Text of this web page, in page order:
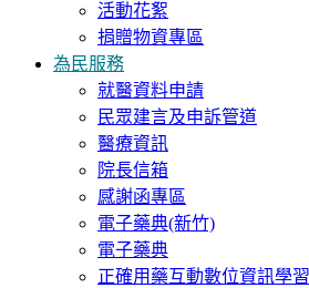
活動花絮
捐贈物資專區
為民服務
就醫資料申請
民眾建言及申訴管道
醫療資訊
院長信箱
感謝函專區
電子藥典(新竹)
電子藥典
正確用藥互動數位資訊學